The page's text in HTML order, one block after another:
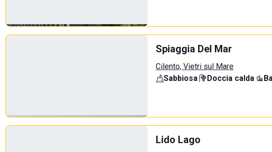
Spiaggia Del Mar
Cilento, Vietri sul Mare
Sabbiosa· Doccia calda·
Lido Lago